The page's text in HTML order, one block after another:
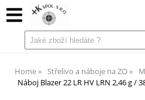
Home Střelivo a náboje na ZO
Náboj Blazer 22 LR HV LRN 2,46 g /